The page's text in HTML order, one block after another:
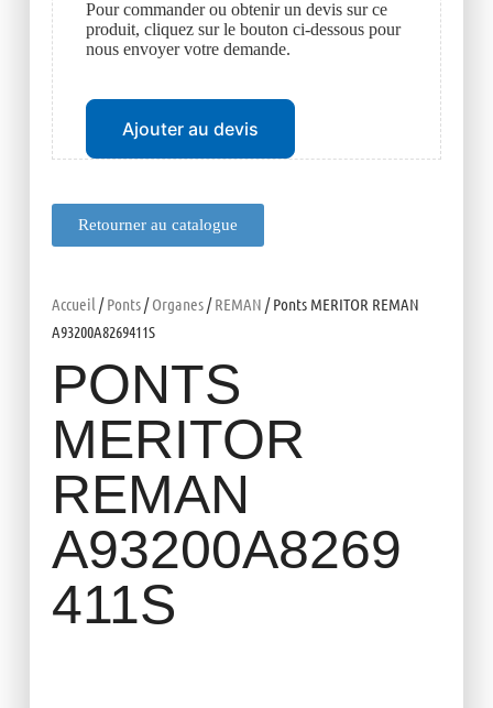
Retourner au catalogue
Accueil /Ponts/Organes/REMAN / Ponts MERITOR REMAN
A93200A8269411S
PONTS
MERITOR
REMAN
A93200A8269
411S
Pour commander ou obtenir un devis sur ce
produit, cliquez sur le bouton ci-dessous pour
nous envoyer votre demande.
Ajouter au devis